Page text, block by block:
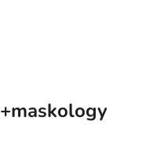
+maskology